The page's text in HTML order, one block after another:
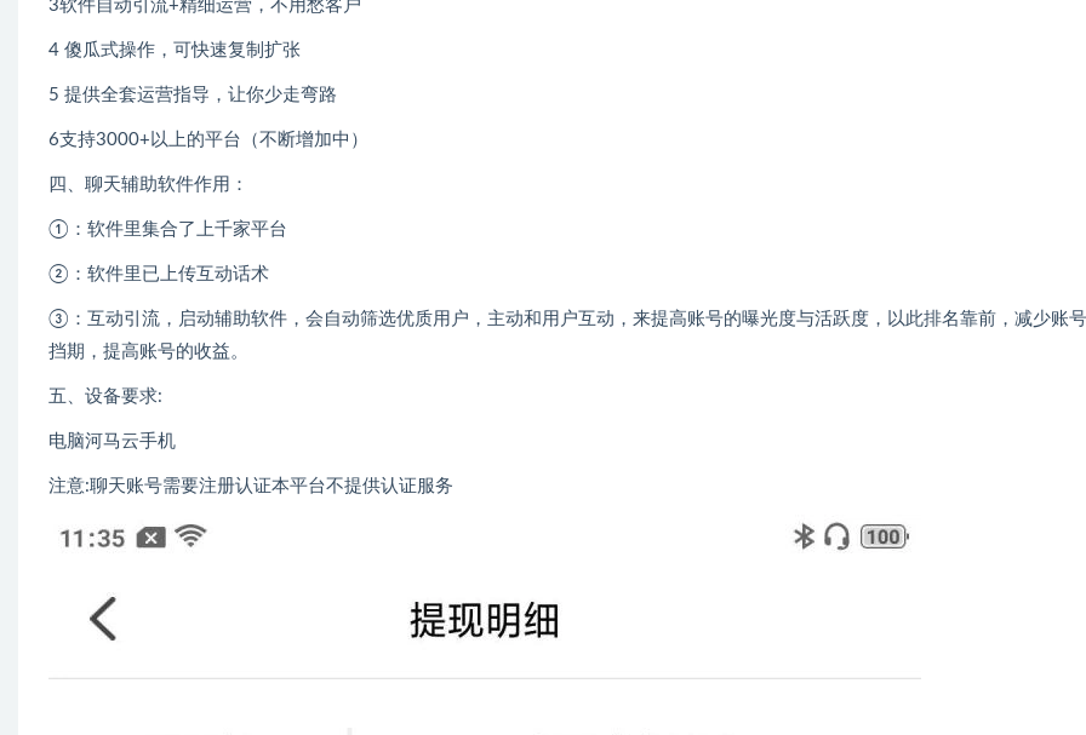
3软件自动引流+精细运营，不用愁客户
4 傻瓜式操作，可快速复制扩张
5 提供全套运营指导，让你少走弯路
6支持3000+以上的平台（不断增加中）
四、聊天辅助软件作用：
①：软件里集合了上千家平台
②：软件里已上传互动话术
③：互动引流，启动辅助软件，会自动筛选优质用户，主动和用户互动，来提高账号的曝光度与活跃度，以此排名靠前，减少账
挡期，提高账号的收益。
五、设备要求:
电脑河马云手机
注意:聊天账号需要注册认证本平台不提供认证服务